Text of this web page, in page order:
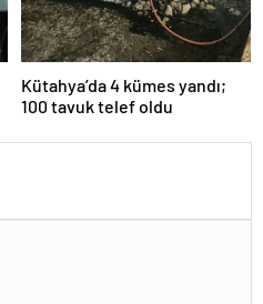
Kütahya’da 4 kümes yandı;
100 tavuk telef oldu